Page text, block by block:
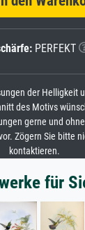
PERFEKT
der Helligkeit
des Motivs
gerne und
Zögern Sie bitte
kontaktieren.
für